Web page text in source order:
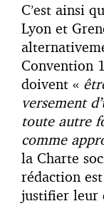
C’est ainsi
Lyon et
Convention
doivent «
versement
toute autre
comme
la Charte
rédaction
justifier leur